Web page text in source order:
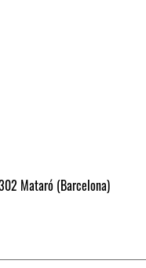
Mataró (Barcelona)